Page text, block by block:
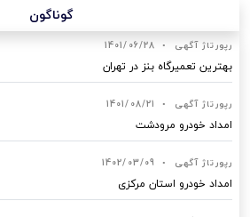
گوناگون
رپورتاژ آگهی •
1401/06/28
بهترین تعمیرگاه بنز در تهران
رپورتاژ آگهی •
1401/08/21
امداد خودرو مرودشت
رپورتاژ آگهی •
1402/03/09
امداد خودرو استان مرکزی